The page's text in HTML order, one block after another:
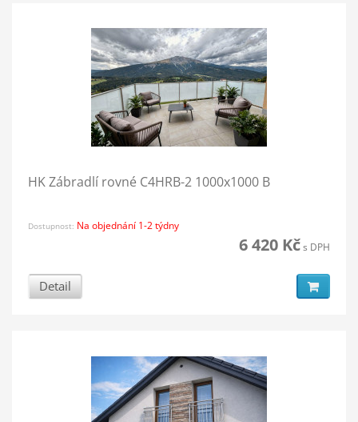
HK Zábradlí rovné C4HRB-2 1000x1000 B
Dostupnost: Na objednání 1-2 týdny
6 420 Kčs DPH
Detail